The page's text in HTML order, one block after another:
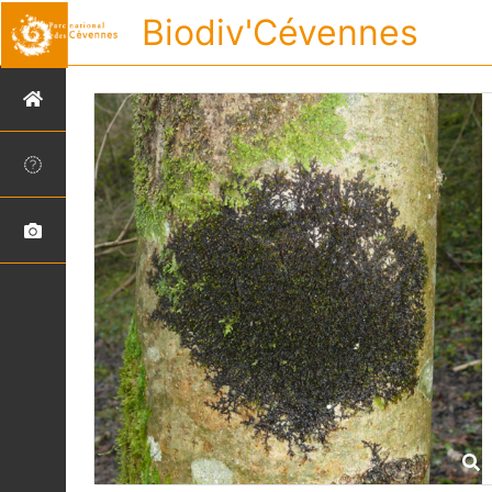
Biodiv'Cévennes